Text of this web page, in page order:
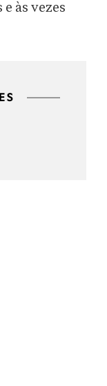
às vezes